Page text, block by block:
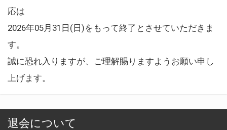
応は
2026年05月31日(日)をもって終了とさせていただきま
す。
誠に恐れ入りますが、ご理解賜りますようお願い申し
上げます。
退会について